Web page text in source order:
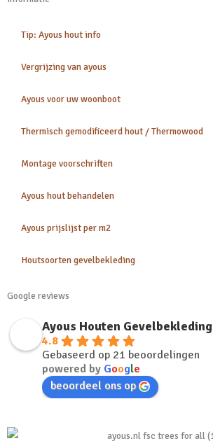
Tip: Ayous hout info
Vergrijzing van ayous
Ayous voor uw woonboot
Thermisch gemodificeerd hout / Thermowood
Montage voorschriften
Ayous hout behandelen
Ayous prijslijst per m2
Houtsoorten gevelbekleding
Google reviews
Ayous Houten Gevelbekleding
4.8
Gebaseerd op 21 beoordelingen
powered by Google
beoordeel ons op